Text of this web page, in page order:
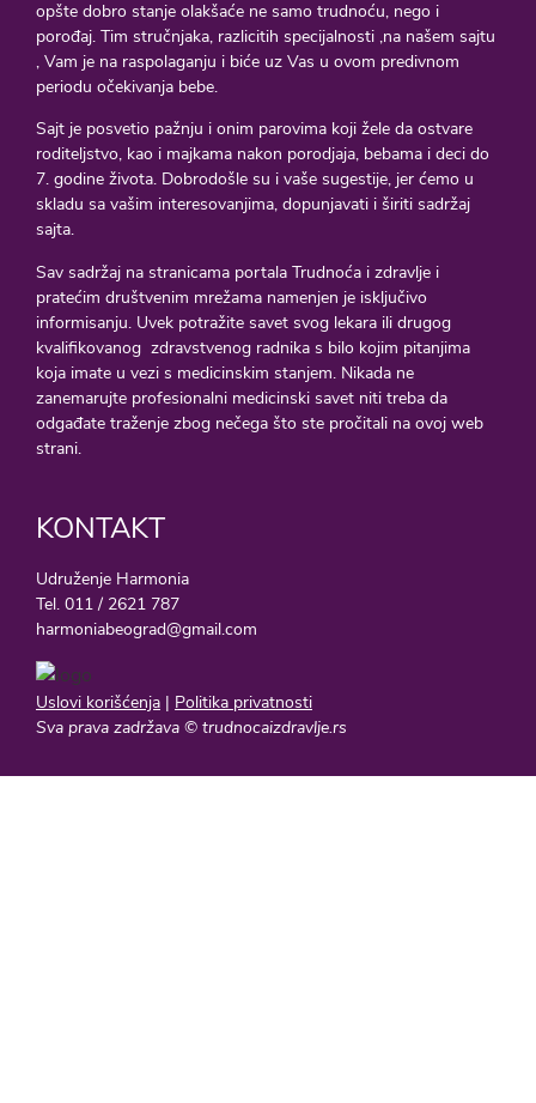
opšte dobro stanje olakšaće ne samo trudnoću, nego i
porođaj. Tim stručnjaka, razlicitih specijalnosti ,na našem sajtu
, Vam je na raspolaganju i biće uz Vas u ovom predivnom
periodu očekivanja bebe.
Sajt je posvetio pažnju i onim parovima koji žele da ostvare
roditeljstvo, kao i majkama nakon porodjaja, bebama i deci do
7. godine života. Dobrodošle su i vaše sugestije, jer ćemo u
skladu sa vašim interesovanjima, dopunjavati i širiti sadržaj
sajta.
Sav sadržaj na stranicama portala Trudnoća i zdravlje i
pratećim društvenim mrežama namenjen je isključivo
informisanju. Uvek potražite savet svog lekara ili drugog
kvalifikovanog zdravstvenog radnika s bilo kojim pitanjima
koja imate u vezi s medicinskim stanjem. Nikada ne
zanemarujte profesionalni medicinski savet niti treba da
odgađate traženje zbog nečega što ste pročitali na ovoj web
strani.
KONTAKT
Udruženje Harmonia
Tel. 011 / 2621 787
harmoniabeograd@gmail.com
Uslovi korišćenja | Politika privatnosti
Sva prava zadržava © trudnocaizdravlje.rs